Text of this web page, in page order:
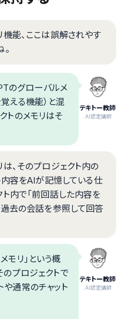
機能、ここは誤解されやす
テキトー教師
.AI認定講師
のグローバルメ
える機能）と混
トのメモリはそ
、そのプロジェクト内の
内容をAIが記憶している仕
ト内で「前回話した内容を
過去の会話を参照して回答
テキトー教師
.AI認定講師
モリ」という概
のプロジェクトで
通常のチャット